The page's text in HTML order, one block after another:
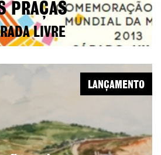
PRAÇAS
LIVRE
LANÇAMENTO